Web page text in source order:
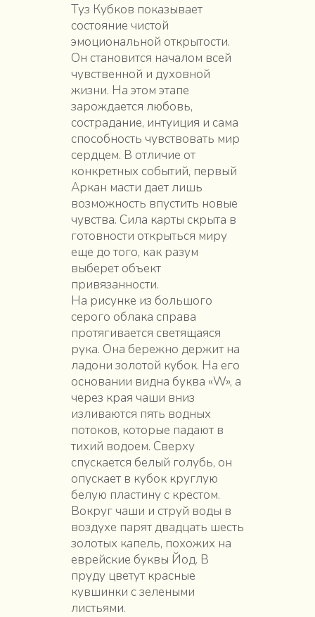
Туз Кубков показывает
состояние чистой
эмоциональной открытости.
Он становится началом всей
чувственной и духовной
жизни. На этом этапе
зарождается любовь,
сострадание, интуиция и сама
способность чувствовать мир
сердцем. В отличие от
конкретных событий, первый
Аркан масти дает лишь
возможность впустить новые
чувства. Сила карты скрыта в
готовности открыться миру
еще до того, как разум
выберет объект
привязанности.
На рисунке из большого
серого облака справа
протягивается светящаяся
рука. Она бережно держит на
ладони золотой кубок. На его
основании видна буква «W», а
через края чаши вниз
изливаются пять водных
потоков, которые падают в
тихий водоем. Сверху
спускается белый голубь, он
опускает в кубок круглую
белую пластину с крестом.
Вокруг чаши и струй воды в
воздухе парят двадцать шесть
золотых капель, похожих на
еврейские буквы Йод. В
пруду цветут красные
кувшинки с зелеными
листьями.